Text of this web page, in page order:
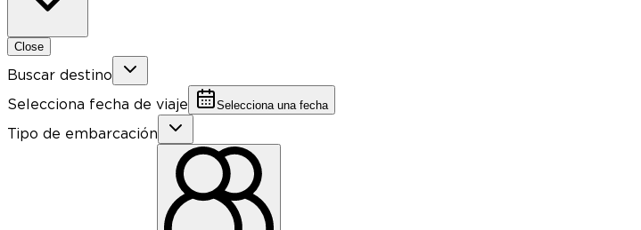
Close
Buscar destino
Selecciona fecha de viaje Selecciona una fecha
Tipo de embarcación